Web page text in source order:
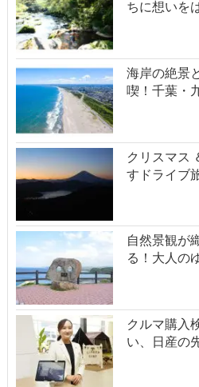
ちに想いを
海岸の絶景
喫！千葉・
クリスマス
すドライブ
自然景観が
る！大人の
クルマ購入
い、日産の